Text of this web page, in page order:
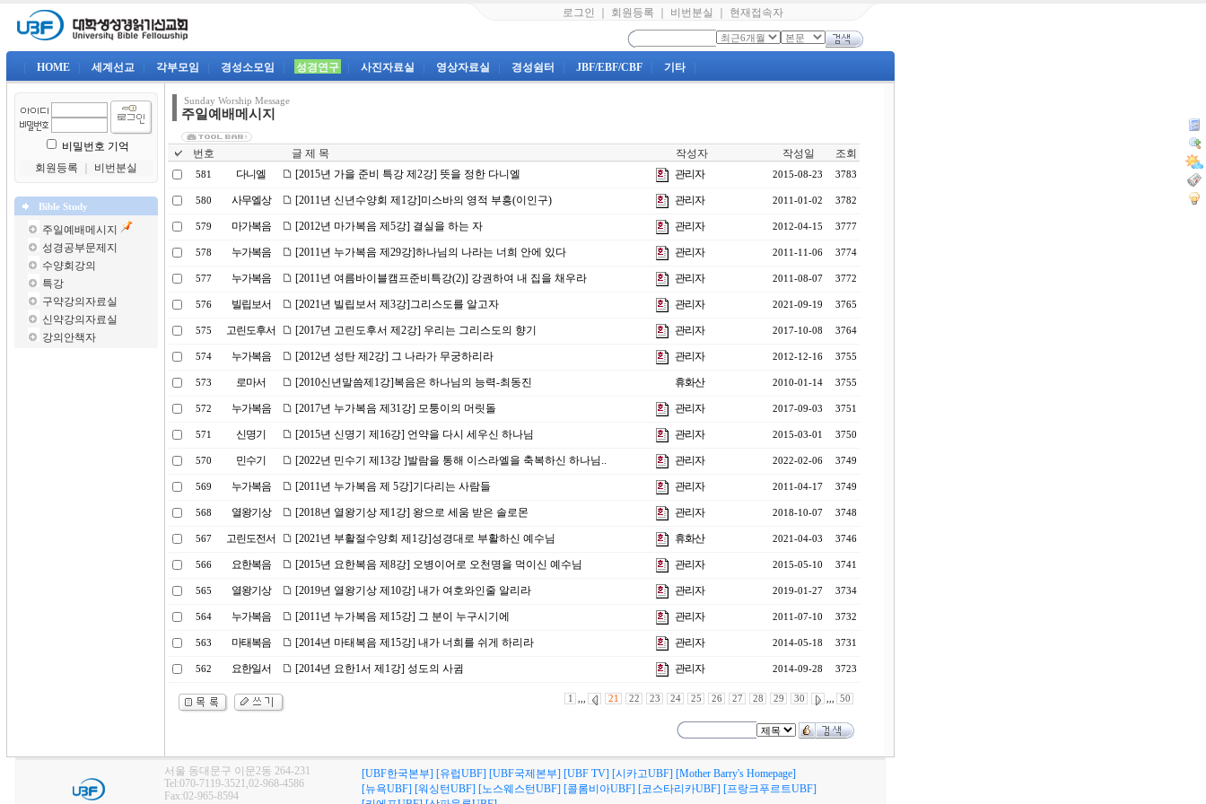
로그인 회원등록 비번분실 현재접속자
HOME 세계선교 각부모임 경성소모임 성경연구 사진자료실 영상자료실 경성쉼터 JBF/EBF/CBF 기타
비밀번호 기억
회원등록
비번분실
Bible Study
주일예배메시지
성경공부문제지
수양회강의
특강
구약강의자료실
신약강의자료실
강의안책자
Sunday Worship Message
주일예배메시지
번호 글 제 목 작성자 작성일 조회
581 다니엘 [2015년 가을 준비 특강 제2강] 뜻을 정한 다니엘 관리자 2015-08-23 3783
580 사무엘상 [2011년 신년수양회 제1강]미스바의 영적 부흥(이인구) 관리자 2011-01-02 3782
579 마가복음 [2012년 마가복음 제5강] 결실을 하는 자 관리자 2012-04-15 3777
578 누가복음 [2011년 누가복음 제29강]하나님의 나라는 너희 안에 있다 관리자 2011-11-06 3774
577 누가복음 [2011년 여름바이블캠프준비특강(2)] 강권하여 내 집을 채우라 관리자 2011-08-07 3772
576 빌립보서 [2021년 빌립보서 제3강]그리스도를 알고자 관리자 2021-09-19 3765
575 고린도후서 [2017년 고린도후서 제2강] 우리는 그리스도의 향기 관리자 2017-10-08 3764
574 누가복음 [2012년 성탄 제2강] 그 나라가 무궁하리라 관리자 2012-12-16 3755
573 로마서 [2010신년말씀제1강]복음은 하나님의 능력-최동진 휴화산 2010-01-14 3755
572 누가복음 [2017년 누가복음 제31강] 모퉁이의 머릿돌 관리자 2017-09-03 3751
571 신명기 [2015년 신명기 제16강] 언약을 다시 세우신 하나님 관리자 2015-03-01 3750
570 민수기 [2022년 민수기 제13강 ]발람을 통해 이스라엘을 축복하신 하나님.. 관리자 2022-02-06 3749
569 누가복음 [2011년 누가복음 제 5강]기다리는 사람들 관리자 2011-04-17 3749
568 열왕기상 [2018년 열왕기상 제1강] 왕으로 세움 받은 솔로몬 관리자 2018-10-07 3748
567 고린도전서 [2021년 부활절수양회 제1강]성경대로 부활하신 예수님 휴화산 2021-04-03 3746
566 요한복음 [2015년 요한복음 제8강] 오병이어로 오천명을 먹이신 예수님 관리자 2015-05-10 3741
565 열왕기상 [2019년 열왕기상 제10강] 내가 여호와인줄 알리라 관리자 2019-01-27 3734
564 누가복음 [2011년 누가복음 제15강] 그 분이 누구시기에 관리자 2011-07-10 3732
563 마태복음 [2014년 마태복음 제15강] 내가 너희를 쉬게 하리라 관리자 2014-05-18 3731
562 요한일서 [2014년 요한1서 제1강] 성도의 사귐 관리자 2014-09-28 3723
1 ,,, 21 22 23 24 25 26 27 28 29 30 ,,, 50
서울 동대문구 이문2동 264-231
Tel:070-7119-3521,02-968-4586
Fax:02-965-8594
[UBF한국본부] [유럽UBF] [UBF국제본부] [UBF TV] [시카고UBF] [Mother Barry's Homepage]
[뉴욕UBF] [워싱턴UBF] [노스웨스턴UBF] [콜롬비아UBF] [코스타리카UBF] [프랑크푸르트UBF]